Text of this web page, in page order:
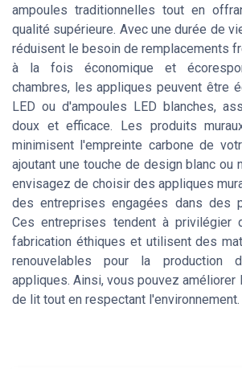
ampoules traditionnelles tout en
qualité supérieure. Avec une durée de
réduisent le besoin de remplacements
à la fois économique et
chambres, les appliques peuvent être
LED ou d'ampoules LED blanches,
doux et efficace. Les produits
minimisent l'empreinte carbone de
ajoutant une touche de design blanc ou
envisagez de choisir des appliques
des entreprises engagées dans des
Ces entreprises tendent à privilégier
fabrication éthiques et utilisent des
renouvelables pour la production
appliques. Ainsi, vous pouvez améliorer
de lit tout en respectant l'environnement.